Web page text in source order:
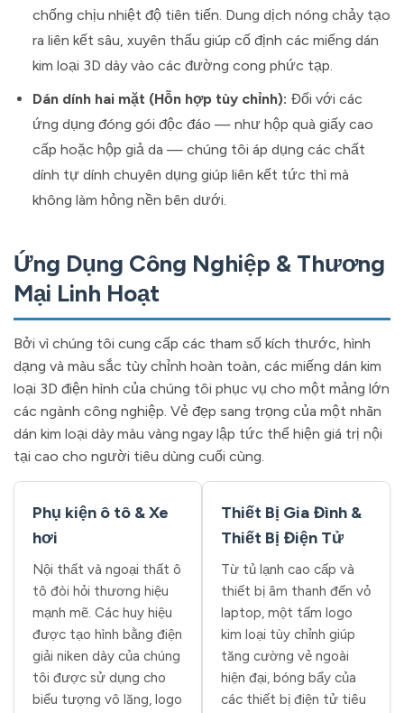
chống chịu nhiệt độ tiên tiến. Dung dịch nóng chảy tạo
ra liên kết sâu, xuyên thấu giúp cố định các miếng dán
kim loại 3D dày vào các đường cong phức tạp.
Dán dính hai mặt (Hỗn hợp tùy chỉnh): Đối với các
ứng dụng đóng gói độc đáo — như hộp quà giấy cao
cấp hoặc hộp giả da — chúng tôi áp dụng các chất
dính tự dính chuyên dụng giúp liên kết tức thì mà
không làm hỏng nền bên dưới.
Ứng Dụng Công Nghiệp & Thương
Mại Linh Hoạt
Bởi vì chúng tôi cung cấp các tham số kích thước, hình
dạng và màu sắc tùy chỉnh hoàn toàn, các miếng dán kim
loại 3D điện hình của chúng tôi phục vụ cho một mảng lớn
các ngành công nghiệp. Vẻ đẹp sang trọng của một nhãn
dán kim loại dày màu vàng ngay lập tức thể hiện giá trị nội
tại cao cho người tiêu dùng cuối cùng.
Phụ kiện ô tô & Xe
hơi
Nội thất và ngoại thất ô
tô đòi hỏi thương hiệu
mạnh mẽ. Các huy hiệu
được tạo hình bằng điện
giải niken dày của chúng
tôi được sử dụng cho
biểu tượng vô lăng, logo
Thiết Bị Gia Đình &
Thiết Bị Điện Tử
Từ tủ lạnh cao cấp và
thiết bị âm thanh đến vỏ
laptop, một tấm logo
kim loại tùy chỉnh giúp
tăng cường vẻ ngoài
hiện đại, bóng bẩy của
các thiết bị điện tử tiêu